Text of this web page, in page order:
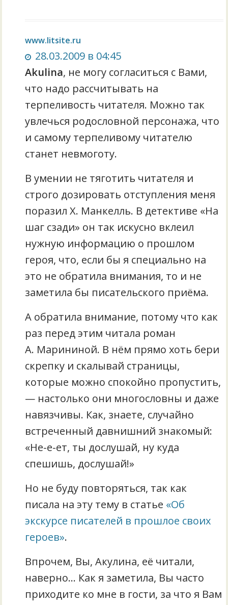
www.litsite.ru
28.03.2009 в 04:45
Akulina, не могу согласиться с Вами,
что надо рассчитывать на
терпеливость читателя. Можно так
увлечься родословной персонажа, что
и самому терпеливому читателю
станет невмоготу.
В умении не тяготить читателя и
строго дозировать отступления меня
поразил Х. Манкелль. В детективе «На
шаг сзади» он так искусно вклеил
нужную информацию о прошлом
героя, что, если бы я специально на
это не обратила внимания, то и не
заметила бы писательского приёма.
А обратила внимание, потому что как
раз перед этим читала роман
А. Марининой. В нём прямо хоть бери
скрепку и скалывай страницы,
которые можно спокойно пропустить,
— настолько они многословны и даже
навязчивы. Как, знаете, случайно
встреченный давнишний знакомый:
«Не-е-ет, ты дослушай, ну куда
спешишь, дослушай!»
Но не буду повторяться, так как
писала на эту тему в статье «Об
экскурсе писателей в прошлое своих
героев».
Впрочем, Вы, Акулина, её читали,
наверно… Как я заметила, Вы часто
приходите ко мне в гости, за что я Вам